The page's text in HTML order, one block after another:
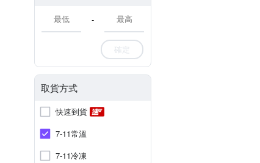
-
確定
取貨方式
快速到貨
7-11常溫
7-11冷凍